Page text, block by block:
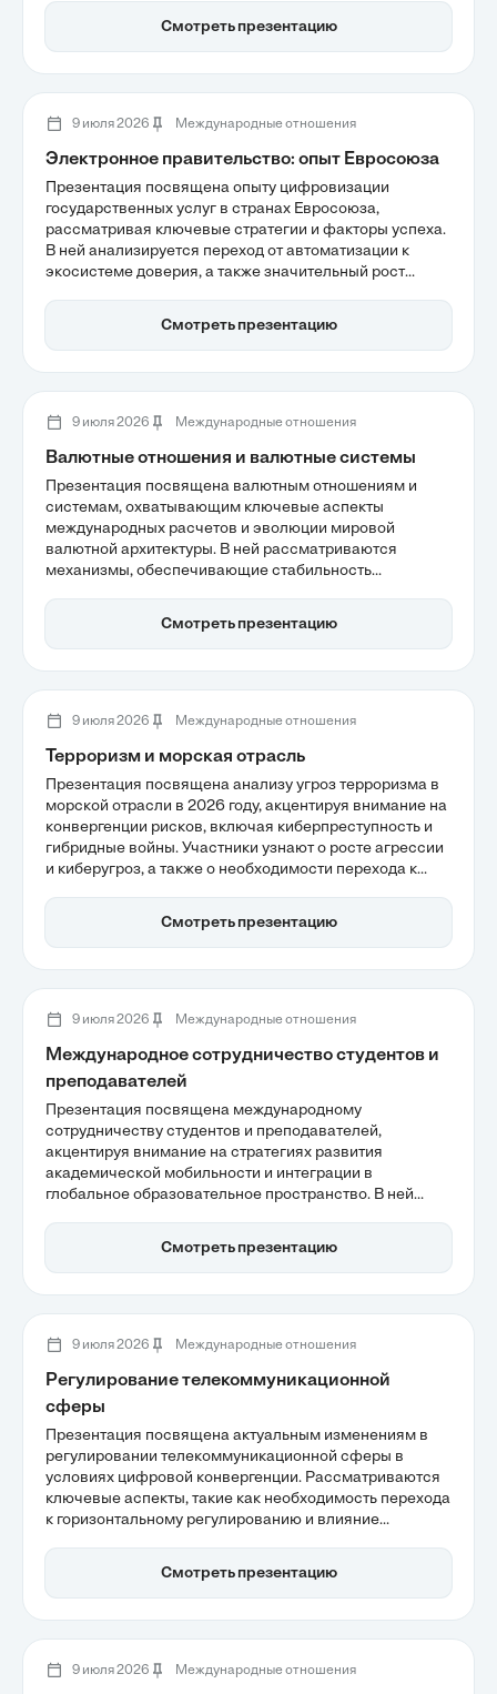
способствует повышению общественного доверия к
цифровым выборам. Также акцентируется внимание
Смотреть презентацию
9 июля 2026 Международные отношения
Электронное правительство: опыт Евросоюза
Презентация посвящена опыту цифровизации
государственных услуг в странах Евросоюза,
рассматривая ключевые стратегии и факторы успеха.
В ней анализируется переход от автоматизации к
экосистеме доверия, а также значительный рост
платформ. Обсуждаются барьеры для
масштабирования и важность принципа Once-Only для
Смотреть презентацию
9 июля 2026 Международные отношения
Валютные отношения и валютные системы
Презентация посвящена валютным отношениям и
системам, охватывающим ключевые аспекты
международных расчетов и эволюции мировой
валютной архитектуры. В ней рассматриваются
механизмы, обеспечивающие стабильность
анализируются элементы структуры валютной
системы, включая роль международных институтов.
Смотреть презентацию
9 июля 2026 Международные отношения
Терроризм и морская отрасль
Презентация посвящена анализу угроз терроризма в
морской отрасли в 2026 году, акцентируя внимание на
конвергенции рисков, включая киберпреступность и
гибридные войны. Участники узнают о росте агрессии
и киберугроз, а также о необходимости перехода к
Обсуждение современных вызовов и методов
обеспечения безопасности станет важным шагом к
Смотреть презентацию
9 июля 2026 Международные отношения
Международное сотрудничество студентов и
преподавателей
Презентация посвящена международному
сотрудничеству студентов и преподавателей,
акцентируя внимание на стратегиях развития
академической мобильности и интеграции в
глобальное образовательное пространство. В ней
барьеры и необходимость внедрения гибридных
моделей обучения, а также важность межкультурной
Смотреть презентацию
9 июля 2026 Международные отношения
Регулирование телекоммуникационной
сферы
Презентация посвящена актуальным изменениям в
регулировании телекоммуникационной сферы в
условиях цифровой конвергенции. Рассматриваются
ключевые аспекты, такие как необходимость перехода
к горизонтальному регулированию и влияние
акцентируется внимание на важности совместного
использования инфраструктуры для оптимизации
актуальными.
Смотреть презентацию
9 июля 2026 Международные отношения